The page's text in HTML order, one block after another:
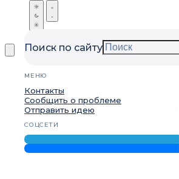
Поиск по сайту
МЕНЮ
Контакты
Сообщить о проблеме
Отправить идею
СОЦСЕТИ